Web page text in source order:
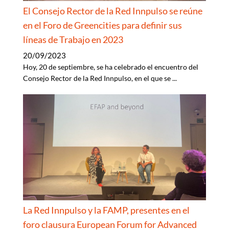
El Consejo Rector de la Red Innpulso se reúne
en el Foro de Greencities para definir sus
líneas de Trabajo en 2023
20/09/2023
Hoy, 20 de septiembre, se ha celebrado el encuentro del
Consejo Rector de la Red Innpulso, en el que se...
La Red Innpulso y la FAMP, presentes en el
foro clausura European Forum for Advanced